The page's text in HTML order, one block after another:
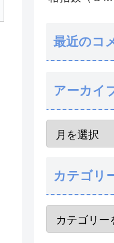
最近のコ
アーカイ
カテゴリ